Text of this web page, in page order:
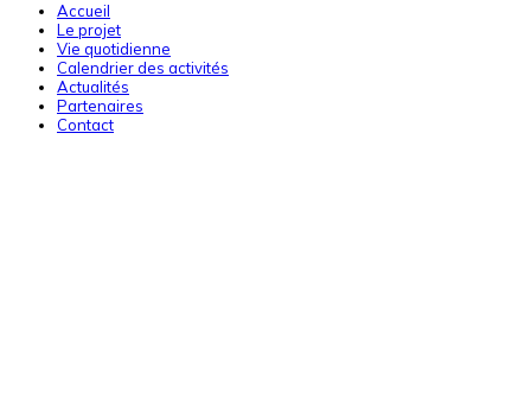
Accueil
Le projet
Vie quotidienne
Calendrier des activités
Actualités
Partenaires
Contact